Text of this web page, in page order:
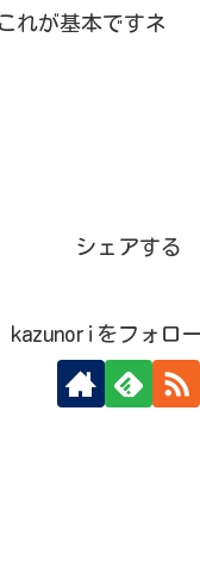
れが基本ですネ
シェアする
kazunoriをフォロ